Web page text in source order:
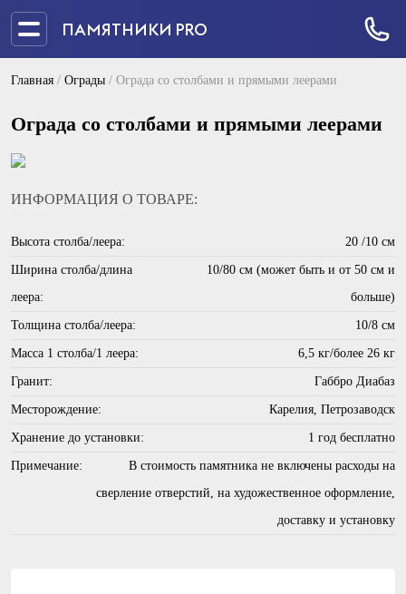
ПАМЯТНИКИ PRO
Главная / Ограды / Ограда со столбами и прямыми леерами
Ограда со столбами и прямыми леерами
ИНФОРМАЦИЯ О ТОВАРЕ:
Высота столба/леера: 20 /10 см
Ширина столба/длина
леера:
10/80 см (может быть и от 50 см и
больше)
Толщина столба/леера: 10/8 см
Масса 1 столба/1 леера: 6,5 кг/более 26 кг
Гранит: Габбро Диабаз
Месторождение: Карелия, Петрозаводск
Хранение до установки: 1 год бесплатно
Примечание:
В стоимость памятника не включены расходы на
сверление отверстий, на художественное оформление,
доставку и установку